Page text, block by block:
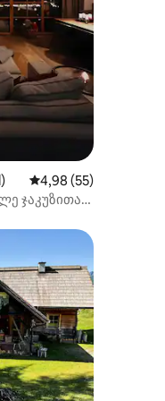
საშუალო შეფასებაა
4,98 (55)
ჯაკუზითა